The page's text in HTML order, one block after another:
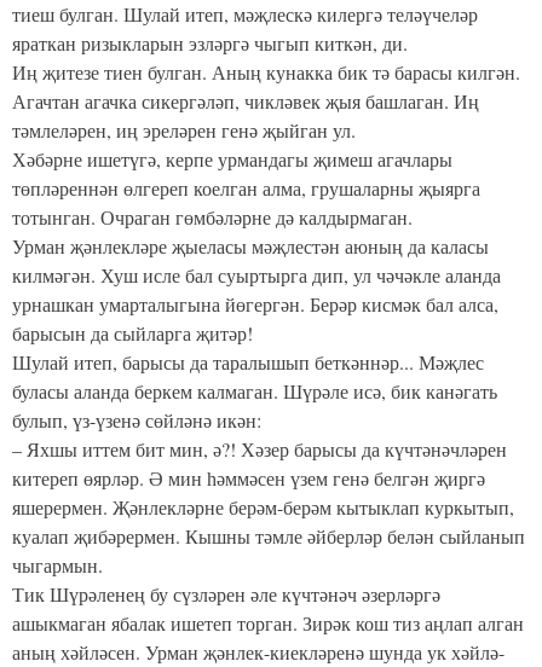
тиеш булган. Шулай итеп, мәҗлескә килергә теләүчеләр
яраткан ризыкларын эзләргә чыгып киткән, ди.
Иң җитезе тиен булган. Аның кунакка бик тә барасы килгән.
Агачтан агачка сикергәләп, чикләвек җыя башлаган. Иң
тәмлеләрен, иң эреләрен генә җыйган ул.
Хәбәрне ишетүгә, керпе урмандагы җимеш агачлары
төпләреннән өлгереп коелган алма, грушаларны җыярга
тотынган. Очраган гөмбәләрне дә калдырмаган.
Урман җәнлекләре җыеласы мәҗлестән аюның да каласы
килмәгән. Хуш исле бал суыртырга дип, ул чәчәкле аланда
урнашкан умарталыгына йөгергән. Берәр кисмәк бал алса,
барысын да сыйларга җитәр!
Шулай итеп, барысы да таралышып беткәннәр... Мәҗлес
буласы аланда беркем калмаган. Шүрәле исә, бик канәгать
булып, үз-үзенә сөйләнә икән:
– Яхшы иттем бит мин, ә?! Хәзер барысы да күчтәнәчләрен
китереп өярләр. Ә мин һәммәсен үзем генә белгән җиргә
яшерермен. Җәнлекләрне берәм-берәм кытыклап куркытып,
куалап җибәрермен. Кышны тәмле әйберләр белән сыйланып
чыгармын.
Тик Шүрәленең бу сүзләрен әле күчтәнәч әзерләргә
ашыкмаган ябалак ишетеп торган. Зирәк кош тиз аңлап алган
аның хәйләсен. Урман җәнлек-киекләренә шунда ук хәйлә-